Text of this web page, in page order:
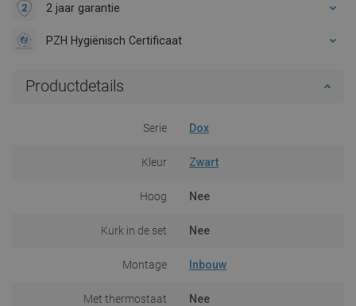
2 jaar garantie
PZH Hygiënisch Certificaat
Productdetails
Serie Dox
Kleur Zwart
Hoog Nee
Kurk in de set Nee
Montage Inbouw
Met thermostaat Nee